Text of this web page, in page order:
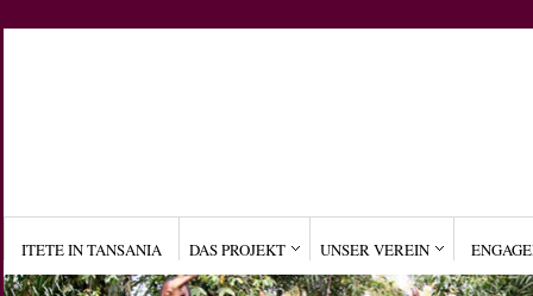
ITETE IN TANSANIA DAS PROJEKT UNSER VEREIN